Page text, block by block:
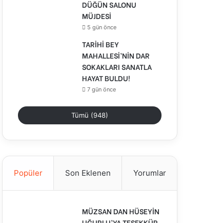
DÜĞÜN SALONU
MÜJDESİ
5 gün önce
TARİHİ BEY
MAHALLESİ’NİN DAR
SOKAKLARI SANATLA
HAYAT BULDU!
7 gün önce
Tümü (948)
Popüler Son Eklenen Yorumlar
MÜZSAN DAN HÜSEYİN